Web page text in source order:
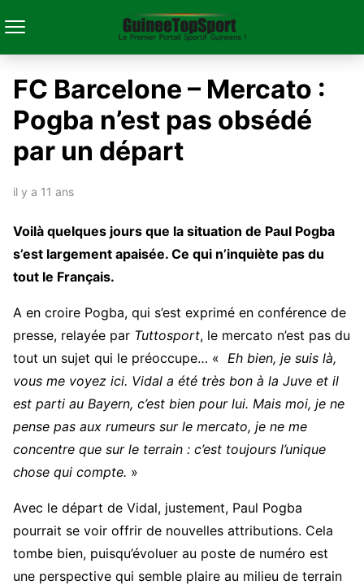
FC Barcelone – Mercato :
Pogba n’est pas obsédé
par un départ
il y a 11 ans
Voilà quelques jours que la situation de Paul Pogba
s’est largement apaisée. Ce qui n’inquiète pas du
tout le Français.
A en croire Pogba, qui s’est exprimé en conférence de
presse, relayée par Tuttosport, le mercato n’est pas du
tout un sujet qui le préoccupe… « Eh bien, je suis là,
vous me voyez ici. Vidal a été très bon à la Juve et il
est parti au Bayern, c’est bien pour lui. Mais moi, je ne
pense pas aux rumeurs sur le mercato, je ne me
concentre que sur le terrain : c’est toujours l’unique
chose qui compte. »
Avec le départ de Vidal, justement, Paul Pogba
pourrait se voir offrir de nouvelles attributions. Cela
tombe bien, puisqu’évoluer au poste de numéro est
une perspective qui semble plaire au milieu de terrain